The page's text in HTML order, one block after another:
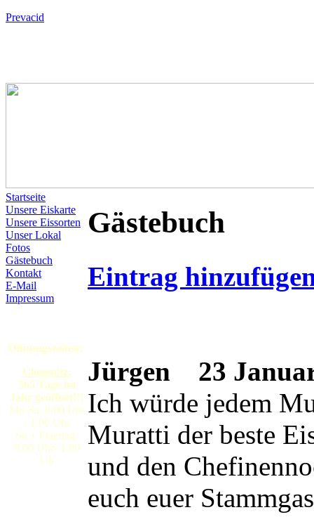
Prevacid
Startseite
Unsere Eiskarte
Unsere Eissorten
Unser Lokal
Fotos
Gästebuch
Kontakt
E-Mail
Impressum
Öffnungszeiten:
Gloggnitz:
365 Tage im
Jahr geöffnet!!!
Mo-Sa: 8:00 Uhr
- 1:00 Uhr
So + Feiertag:
9:00 Uhr- 1:00
Uh
Gästebuch
Eintrag
Jürgen
23
Ich würde jedem
Muratti der beste
und den
euch euer